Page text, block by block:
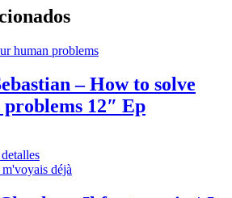
– How to solve
12″ Ep